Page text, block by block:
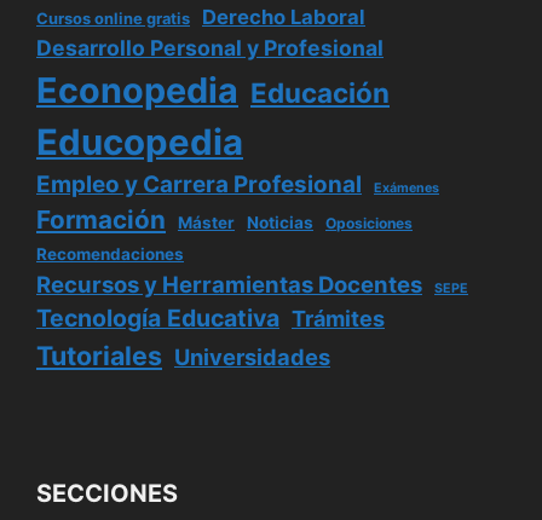
Cursos online gratis Derecho Laboral
Desarrollo Personal y Profesional
Econopedia Educación
Educopedia
Empleo y Carrera Profesional Exámenes
Formación Máster Noticias Oposiciones
Recomendaciones
Recursos y Herramientas Docentes SEPE
Tecnología Educativa Trámites
Tutoriales Universidades
SECCIONES